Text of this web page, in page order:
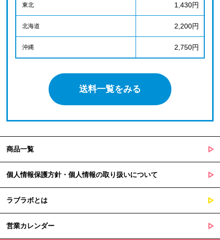
東北 1,430円
北海道 2,200円
沖縄 2,750円
送料一覧をみる
商品一覧
個人情報保護方針・個人情報の取り扱いについて
ラブラボとは
営業カレンダー